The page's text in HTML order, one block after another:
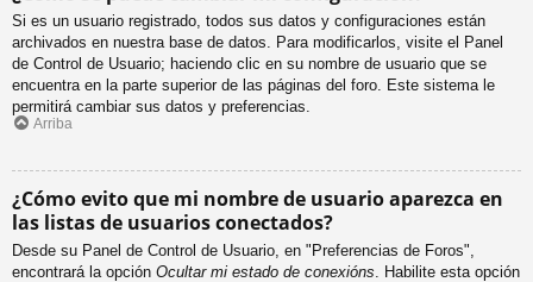
Si es un usuario registrado, todos sus datos y configuraciones están
archivados en nuestra base de datos. Para modificarlos, visite el Panel
de Control de Usuario; haciendo clic en su nombre de usuario que se
encuentra en la parte superior de las páginas del foro. Este sistema le
permitirá cambiar sus datos y preferencias.
Arriba
¿Cómo evito que mi nombre de usuario aparezca en
las listas de usuarios conectados?
Desde su Panel de Control de Usuario, en "Preferencias de Foros",
encontrará la opción Ocultar mi estado de conexións . Habilite esta opción